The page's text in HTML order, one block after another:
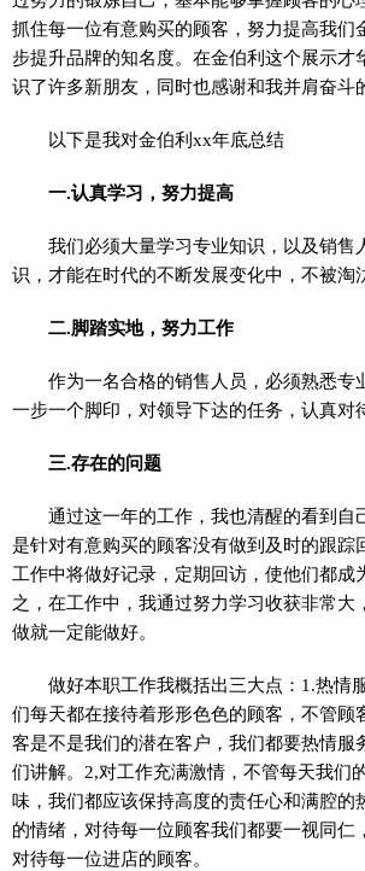
抓住每一位有意购买的顾客，努力提高我们
步提升品牌的知名度。在金伯利这个展示才
识了许多新朋友，同时也感谢和我并肩奋斗
以下是我对金伯利xx年底总结
一.认真学习，努力提高
我们必须大量学习专业知识，以及销售
识，才能在时代的不断发展变化中，不被淘
二.脚踏实地，努力工作
作为一名合格的销售人员，必须熟悉专
一步一个脚印，对领导下达的任务，认真对
三.存在的问题
通过这一年的工作，我也清醒的看到自
是针对有意购买的顾客没有做到及时的跟踪
工作中将做好记录，定期回访，使他们都成
之，在工作中，我通过努力学习收获非常大
做就一定能做好。
做好本职工作我概括出三大点：1.热情
们每天都在接待着形形色色的顾客，不管顾
客是不是我们的潜在客户，我们都要热情服
们讲解。2,对工作充满激情，不管每天我们
味，我们都应该保持高度的责任心和满腔的
的情绪，对待每一位顾客我们都要一视同仁
对待每一位进店的顾客。